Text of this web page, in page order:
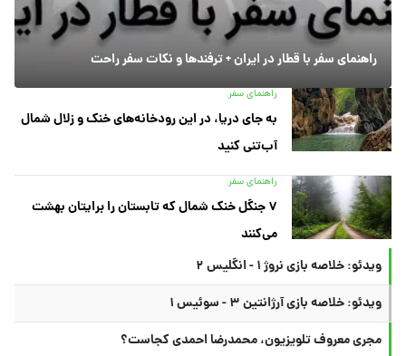
راهنمای سفر با قطار در ایران + ترفندها و نکات سفر راحت
راهنمای سفر
به جای دریا، در این رودخانه‌های خنک و زلال شمال
آب‌تنی کنید
راهنمای سفر
۷ جنگل خنک شمال که تابستان را برایتان بهشت
می‌کنند
ویدئو: خلاصه بازی نروژ ۱ - انگلیس ۲
ویدئو: خلاصه بازی آرژانتین ۳ - سوئیس ۱
مجری معروف تلویزیون، محمدرضا احمدی کجاست؟